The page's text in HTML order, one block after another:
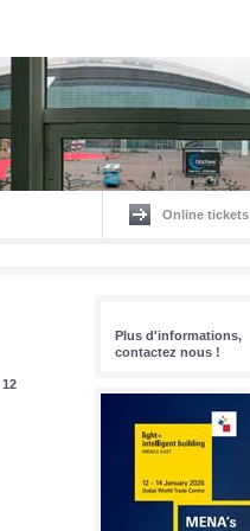
Online tickets
12
Plus d'informations,
contactez nous !